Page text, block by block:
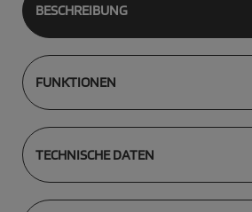
BESCHREIBUNG
FUNKTIONEN
TECHNISCHE DATEN